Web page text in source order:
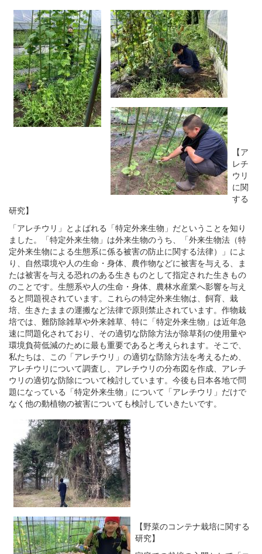
【ア
レチ
ウリ
に関
する
研究】
「アレチウリ」とよばれる「特定外来生物」だということを知り
ました。「特定外来生物」は外来生物のうち、「外来生物法（特
定外来生物による生態系に係る被害の防止に関する法律）」によ
り、自然環境や人の生命・身体、農作物などに被害を与える、ま
たは被害を与える恐れのある生きものとして指定された生きもの
のことです。生態系や人の生命・身体、農林水産業へ影響を与え
ると問題視されています。これらの特定外来生物は、飼育、栽
培、生きたままの運搬など法律で原則禁止されています。作物栽
培では、難防除雑草や外来雑草、特に「特定外来生物」は近年急
速に問題化されており、その適切な防除方法が除草剤の使用量や
環境負荷低減のために最も重要であると考えられます。そこで、
私たちは、この「アレチウリ」の適切な防除方法を考えるため、
アレチウリについて調査し、アレチウリの分布図を作成、アレチ
ウリの適切な防除について検討しています。今後も日本各地で問
題になっている「特定外来生物」について「アレチウリ」だけで
なく他の動植物の被害についても検討していきたいです。
【野菜のコンテナ栽培に関する
研究】